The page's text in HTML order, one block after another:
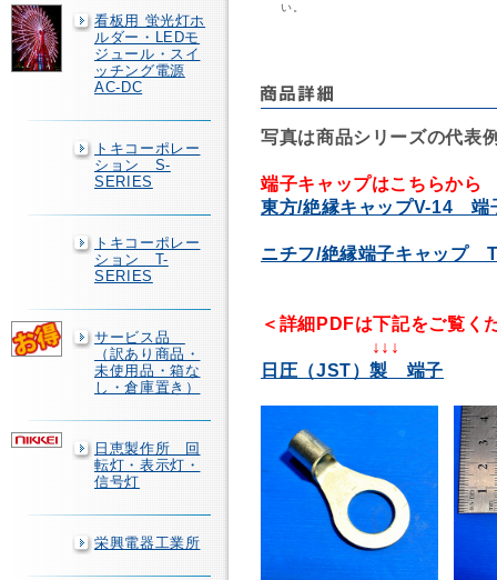
看板用 蛍光灯ホ
ルダー・LEDモ
ジュール・スイ
ッチング電源
AC-DC
トキコーポレー
ション S-
SERIES
トキコーポレー
ション T-
SERIES
サービス品
（訳あり商品・
未使用品・箱な
し・倉庫置き）
日恵製作所 回
転灯・表示灯・
信号灯
栄興電器工業所
い。
写真は商品シリーズの代表
端子キャップはこちらから
東方/絶縁キャップV-14 端
ニチフ/絶縁端子キャップ
＜詳細PDFは下記をご覧く
↓↓↓
日圧（JST）製 端子